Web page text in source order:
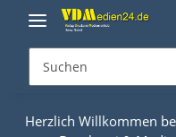
Herzlich Willkommen